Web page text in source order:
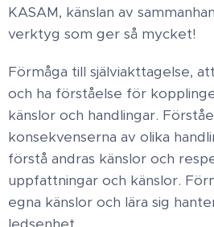
KASAM, känslan av
verktyg som ger så mycket!
Förmåga till själviakttagelse,
och ha förståelse för
känslor och handlingar.
konsekvenserna av olika
förstå andras känslor och
uppfattningar och känslor.
egna känslor och lära sig